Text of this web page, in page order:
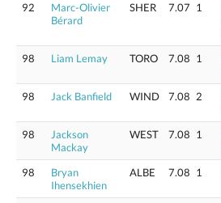
92
Marc-Olivier
Bérard
SHER 7.07 1
98 Liam Lemay TORO 7.08 1
98
Jack Banfield WIND 7.08 2
98
Jackson
Mackay
WEST 7.08 1
98
Bryan
Ihensekhien
ALBE 7.08 1